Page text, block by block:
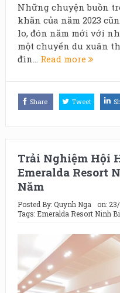
Những chuyện buồn
khăn của năm 2023
lo, đón năm mới với
một chuyến du xuân
đìn... Read more
Share Tweet
Trải Nghiệm Hội
Emeralda Resort
Năm
Posted By:Quynh Nga on:
Tags: Emeralda Resort Ninh